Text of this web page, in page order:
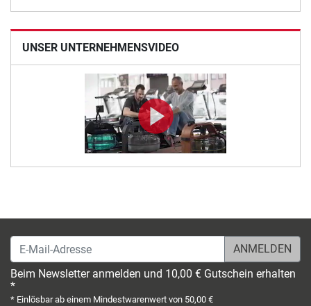
UNSER UNTERNEHMENSVIDEO
E-Mail-Adresse
Beim Newsletter anmelden und 10,00 € Gutschein erhalten
*
* Einlösbar ab einem Mindestwarenwert von 50,00 €